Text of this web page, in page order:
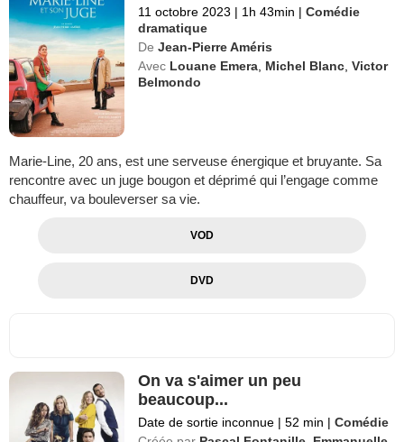
11 octobre 2023 | 1h 43min | Comédie
dramatique
De Jean-Pierre Améris
Avec Louane Emera Michel Blanc ,Victor
Belmondo
Marie-Line, 20 ans, est une serveuse énergique et bruyante. Sa
rencontre avec un juge bougon et déprimé qui l’engage comme
chauffeur, va bouleverser sa vie.
VOD
DVD
On va s'aimer un peu
beaucoup...
Date de sortie inconnue | 52 min | Comédie